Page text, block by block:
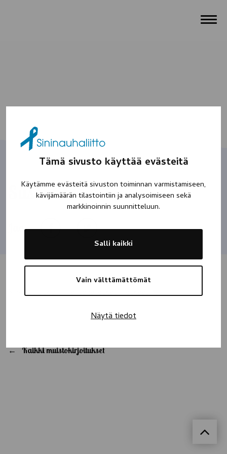
Tämä sivusto käyttää evästeitä
Käytämme evästeitä sivuston toiminnan varmistamiseen,
kävijämäärän tilastointiin ja analysoimiseen sekä
markkinoinnin suunnitteluun.
Vain välttämättömät
Salli kaikki
Näytä tiedot
Susanna
Sinä olit siskoni. Tähtenä jatkat matkaasi ❤️
Kaikki muistokirjoitukset